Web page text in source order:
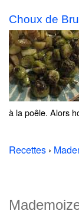
Choux de
à la poêle. Alors
Recettes ›